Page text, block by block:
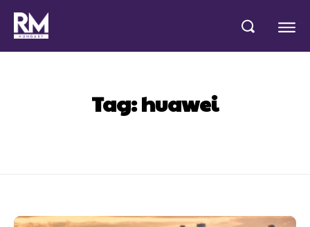
Tag:huawei